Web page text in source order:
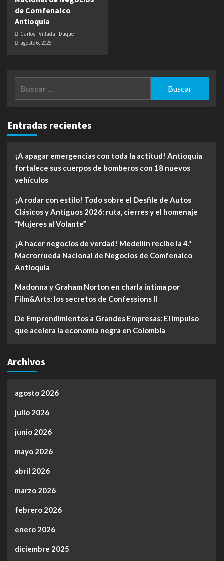
de Comfenalco
Antioquia
Carlos "Villada" Duque
agosto 6, 2026
Entradas recientes
¡A apagar emergencias con toda la actitud! Antioquia
fortalece sus cuerpos de bomberos con 18 nuevos
vehículos
¡A rodar con estilo! Todo sobre el Desfile de Autos
Clásicos y Antiguos 2026: ruta, cierres y el homenaje
“Mujeres al Volante”
¡A hacer negocios de verdad! Medellín recibe la 4.ª
Macrorrueda Nacional de Negocios de Comfenalco
Antioquia
Madonna y Graham Norton en charla íntima por
Film&Arts: los secretos de Confessions II
De Emprendimientos a Grandes Empresas: El impulso
que acelera la economía negra en Colombia
Archivos
agosto 2026
julio 2026
junio 2026
mayo 2026
abril 2026
marzo 2026
febrero 2026
enero 2026
diciembre 2025